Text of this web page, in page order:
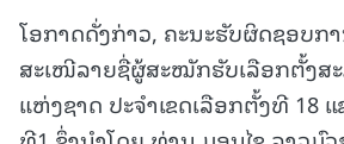
ໂອກາດດັ່ງກ່າວ, ຄະນະຮັບຜິດຊອບກ
ສະເໜີລາຍຊື່ຜູ້ສະໝັກຮັບເລືອກຕັ້ງສ
ແຫ່ງຊາດ ປະຈໍາເຂດເລືອກຕັ້ງທີ 18